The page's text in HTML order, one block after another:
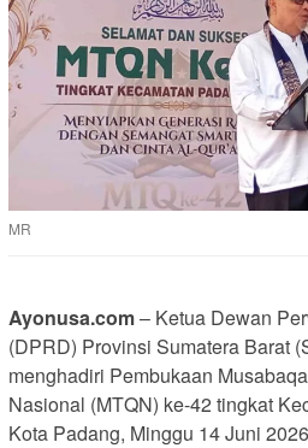
MR
Ayonusa.com– Ketua Dewan
(DPRD) Provinsi Sumatera Barat
menghadiri Pembukaan
Nasional (MTQN) ke-42 tingkat
Kota Padang, Minggu 14 Juni